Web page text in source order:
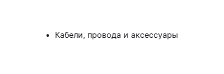
Кабели, провода и аксессуары